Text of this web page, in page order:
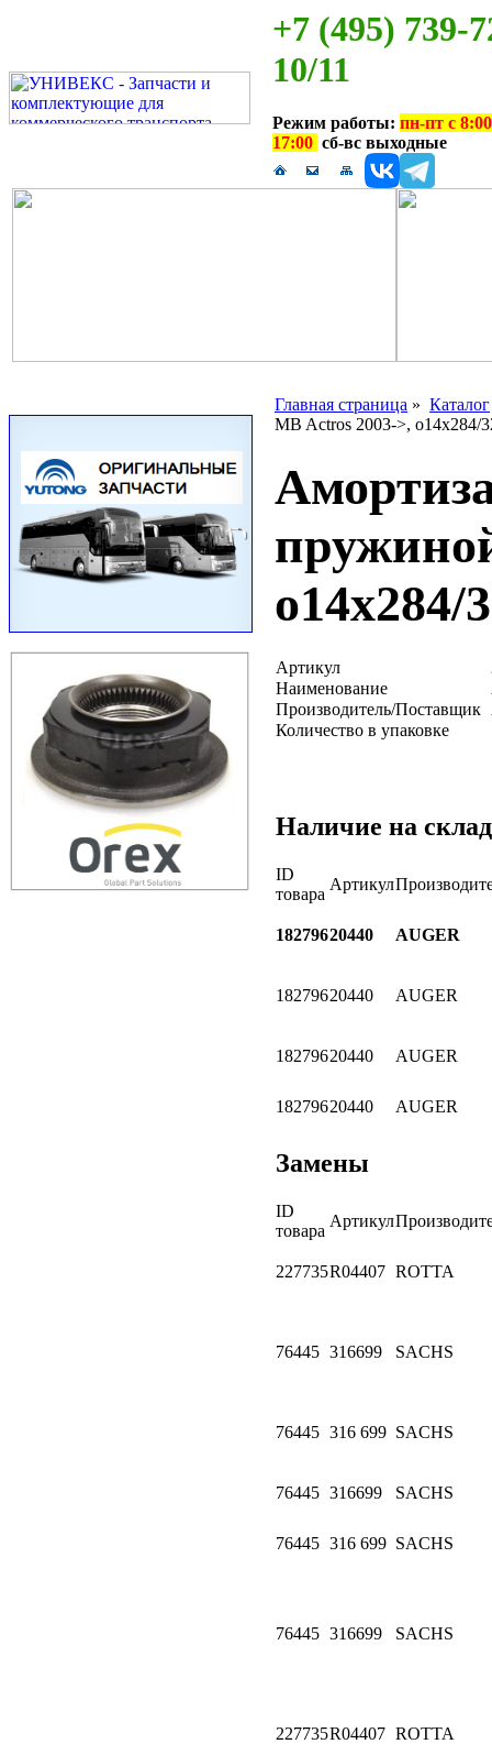
+7 (495) 739-
10/11
Режим работы: пн-пт с
17:00 сб-вс выходные
Главная страница » Каталог
MB Actros 2003->, o14x284/
o14x284/
Артикул
Наименование
Производитель/Поставщик
Количество в упаковке
Наличие на
ID
товара
Артикул
18279620440 AUGER
18279620440 AUGER
18279620440 AUGER
18279620440 AUGER
Замены
ID
товара
Артикул
227735R04407 ROTTA
76445 316699 SACHS
76445 316 699 SACHS
76445 316699 SACHS
76445 316 699 SACHS
76445 316699 SACHS
227735R04407 ROTTA